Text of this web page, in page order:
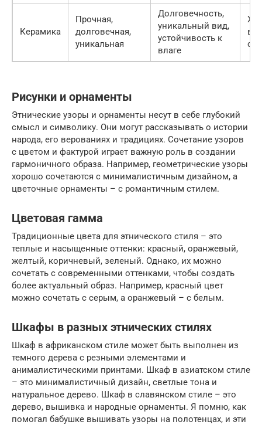
Керамика
Прочная,
долговечная,
уникальная
Долговечность,
уникальный вид,
устойчивость к
влаге
Рисунки и орнаменты
Этнические узоры и орнаменты несут в себе глубокий
смысл и символику. Они могут рассказывать о истории
народа, его верованиях и традициях. Сочетание узоров
с цветом и фактурой играет важную роль в создании
гармоничного образа. Например, геометрические узоры
хорошо сочетаются с минималистичным дизайном, а
цветочные орнаменты – с романтичным стилем.
Цветовая гамма
Традиционные цвета для этнического стиля – это
теплые и насыщенные оттенки: красный, оранжевый,
желтый, коричневый, зеленый. Однако, их можно
сочетать с современными оттенками, чтобы создать
более актуальный образ. Например, красный цвет
можно сочетать с серым, а оранжевый – с белым.
Шкафы в разных этнических стилях
Шкаф в африканском стиле может быть выполнен из
темного дерева с резными элементами и
анималистическими принтами. Шкаф в азиатском стиле
– это минималистичный дизайн, светлые тона и
натуральное дерево. Шкаф в славянском стиле – это
дерево, вышивка и народные орнаменты. Я помню, как
помогал бабушке вышивать узоры на полотенцах, и эти